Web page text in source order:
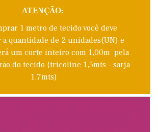
ATENÇÃO:
1 metro de tecido você deve
quantidade de 2 unidades(UN) e
um corte inteiro com 1,00m pela
do tecido (tricoline 1,5mts - sarja
1,7mts)